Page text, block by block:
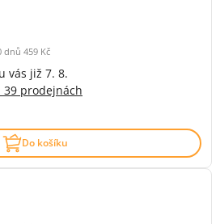
dnů 459 Kč
u vás již 7. 8.
39 prodejnách
Do košíku